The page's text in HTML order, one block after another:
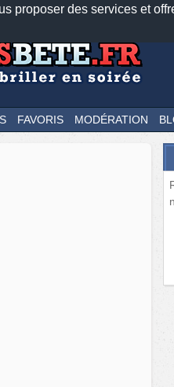
proposer des services et
Newsletter
FAVORIS MODÉRATION